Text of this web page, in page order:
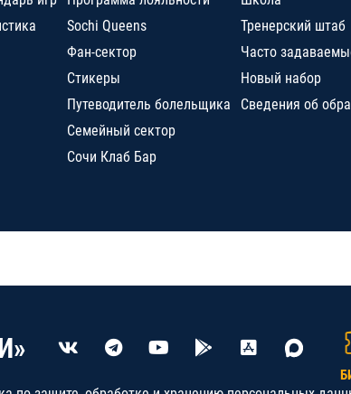
Sochi Queens
Фан-сектор
Стикеры
Путеводитель болельщика
Семейный сектор
Сочи Клаб Бар
Тренерский штаб
Часто
Новый набор
Сведения об